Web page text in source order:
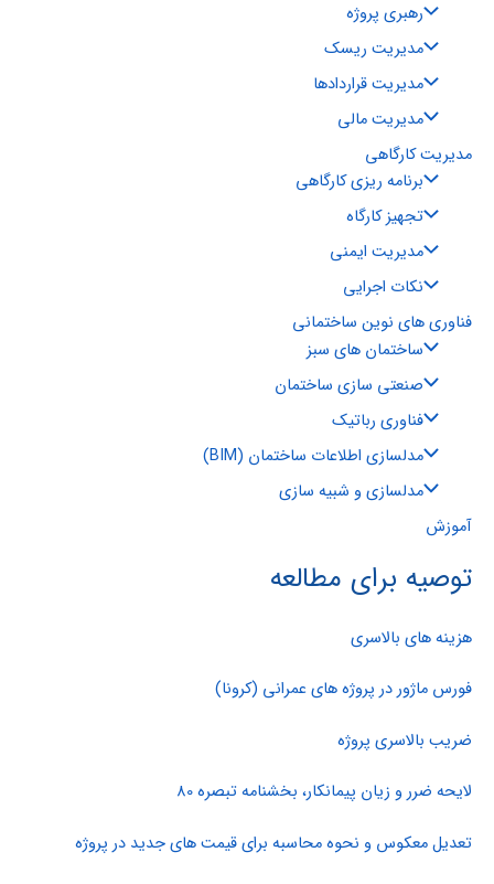
رهبری پروژه
مدیریت ریسک
مدیریت قراردادها
مدیریت مالی
مدیریت کارگاهی
برنامه ریزی کارگاهی
تجهیز کارگاه
مدیریت ایمنی
نکات اجرایی
فناوری های نوین ساختمانی
ساختمان های سبز
صنعتی سازی ساختمان
فناوری رباتیک
مدلسازی اطلاعات ساختمان (BIM)
مدلسازی و شبیه سازی
آموزش
توصیه برای مطالعه
هزینه های بالاسری
فورس ماژور در پروژه های عمرانی (کرونا)
ضریب بالاسری پروژه
لایحه ضرر و زیان پیمانکار، بخشنامه تبصره 80
تعدیل معکوس و نحوه محاسبه برای قیمت های جدید در پروژه